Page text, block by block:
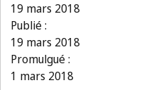
19 mars 2018
Publié :
19 mars 2018
Promulgué :
1 mars 2018